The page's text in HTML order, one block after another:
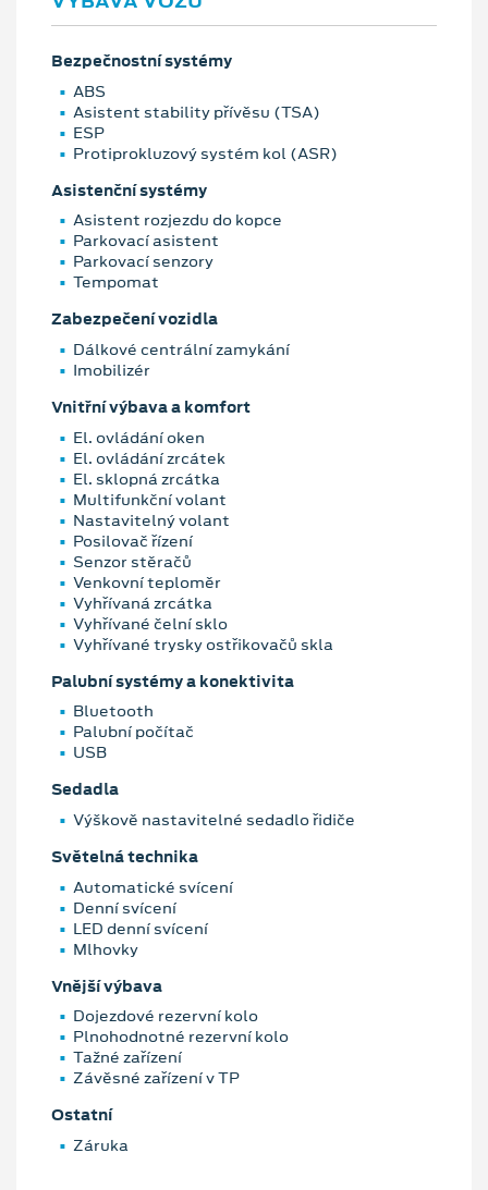
Bezpečnostní systémy
ABS
Asistent stability přívěsu (TSA)
ESP
Protiprokluzový systém kol (ASR)
Asistenční systémy
Asistent rozjezdu do kopce
Parkovací asistent
Parkovací senzory
Tempomat
Zabezpečení vozidla
Dálkové centrální zamykání
Imobilizér
Vnitřní výbava a komfort
El. ovládání oken
El. ovládání zrcátek
El. sklopná zrcátka
Multifunkční volant
Nastavitelný volant
Posilovač řízení
Senzor stěračů
Venkovní teploměr
Vyhřívaná zrcátka
Vyhřívané čelní sklo
Vyhřívané trysky ostřikovačů skla
Palubní systémy a konektivita
Bluetooth
Palubní počítač
USB
Sedadla
Výškově nastavitelné sedadlo řidiče
Světelná technika
Automatické svícení
Denní svícení
LED denní svícení
Mlhovky
Vnější výbava
Dojezdové rezervní kolo
Plnohodnotné rezervní kolo
Tažné zařízení
Závěsné zařízení v TP
Ostatní
Záruka